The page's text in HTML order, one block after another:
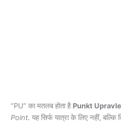
“PU” का मतलब होता है Punkt
Point. यह सिर्फ यात्रा के लिए नहीं,